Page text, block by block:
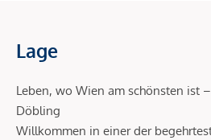
Lage
Leben, wo Wien am schönsten ist
Döbling
Willkommen in einer der